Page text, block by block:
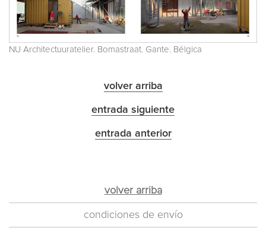
NU Architectuuratelier. Bomastraat. Gante. Bélgica
volver arriba
entrada siguiente
entrada anterior
volver arriba
condiciones de envío